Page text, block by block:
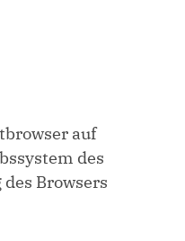
auf
des
Browsers